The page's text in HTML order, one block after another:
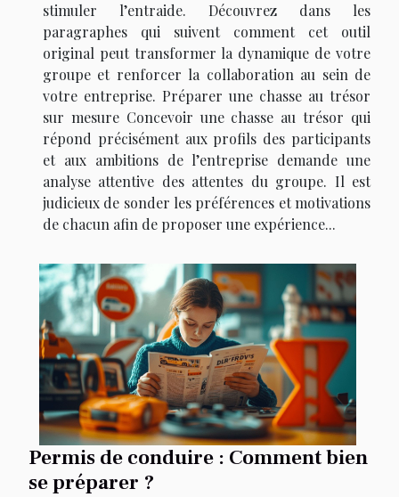
stimuler l’entraide. Découvrez dans les
paragraphes qui suivent comment cet outil
original peut transformer la dynamique de votre
groupe et renforcer la collaboration au sein de
votre entreprise. Préparer une chasse au trésor
sur mesure Concevoir une chasse au trésor qui
répond précisément aux profils des participants
et aux ambitions de l’entreprise demande une
analyse attentive des attentes du groupe. Il est
judicieux de sonder les préférences et motivations
de chacun afin de proposer une expérience...
Permis de conduire : Comment bien
se préparer ?